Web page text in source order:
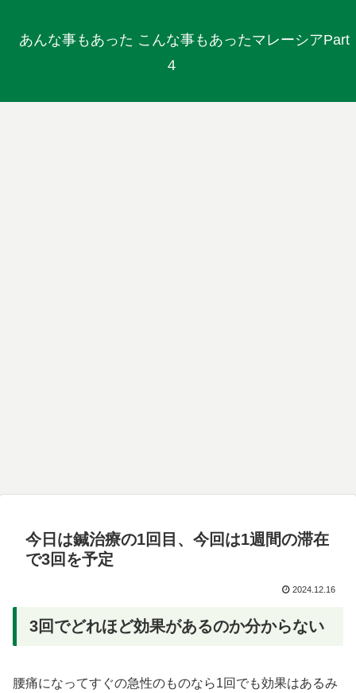
あんな事もあった こんな事もあったマレーシアPart
４
今日は鍼治療の1回目、今回は1週間の滞在
で3回を予定
2024.12.16
3回でどれほど効果があるのか分からない
腰痛になってすぐの急性のものなら1回でも効果はあるみ